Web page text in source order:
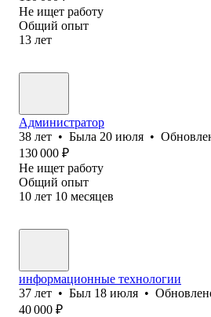
Не ищет работу
Общий опыт
13 лет
Администратор
38 лет • Была 20 июля •
130 000 ₽
Не ищет работу
Общий опыт
10 лет 10 месяцев
информационные технологии
37 лет • Был 18 июля •
40 000 ₽